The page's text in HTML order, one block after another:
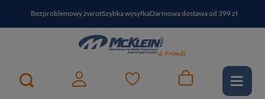
Bezproblemowy zwrotSzybka wysyłkaDarmowa dostawa od 399 zł
PayPo - kup i zapłać za30 dniZapisz się do newslettera i odbierz RABAT